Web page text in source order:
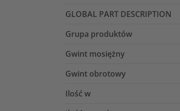
GLOBAL PART DESCRIPTION
Grupa produktów
Gwint mosiężny
Gwint obrotowy
Ilość w